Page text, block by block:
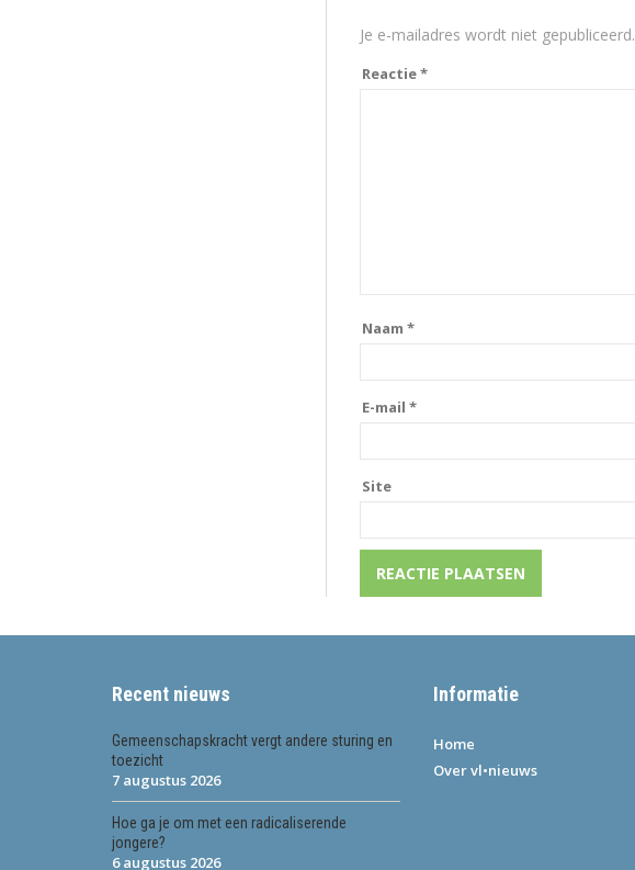
Je e-mailadres wordt niet gepubliceerd.
Reactie*
Naam *
E-mail *
Site
Recent nieuws
Gemeenschapskracht vergt andere sturing en
toezicht
7 augustus 2026
Hoe ga je om met een radicaliserende
jongere?
6 augustus 2026
Informatie
Home
Over vl•nieuws